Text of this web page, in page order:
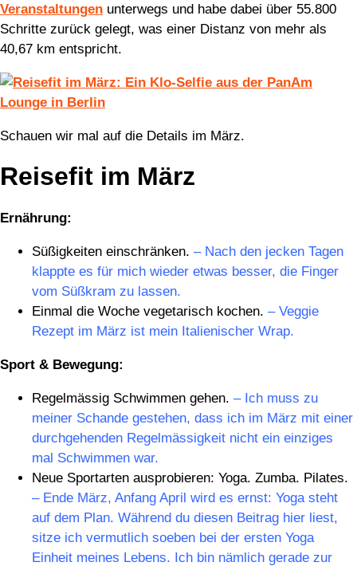
Veranstaltungen unterwegs und habe dabei über 55.800
Schritte zurück gelegt, was einer Distanz von mehr als
40,67 km entspricht.
Schauen wir mal auf die Details im März.
Reisefit im März
Ernährung:
Süßigkeiten einschränken. – Nach den jecken Tagen
klappte es für mich wieder etwas besser, die Finger
vom Süßkram zu lassen.
Einmal die Woche vegetarisch kochen. – Veggie
Rezept im März ist mein Italienischer Wrap.
Sport & Bewegung:
Regelmässig Schwimmen gehen. – Ich muss zu
meiner Schande gestehen, dass ich im März mit einer
durchgehenden Regelmässigkeit nicht ein einziges
mal Schwimmen war.
Neue Sportarten ausprobieren: Yoga. Zumba. Pilates.
– Ende März, Anfang April wird es ernst: Yoga steht
auf dem Plan. Während du diesen Beitrag hier liest,
sitze ich vermutlich soeben bei der ersten Yoga
Einheit meines Lebens. Ich bin nämlich gerade zur